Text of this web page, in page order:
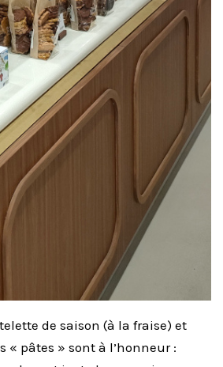
de saison (à la fraise) et
pâtes » sont à l’honneur :